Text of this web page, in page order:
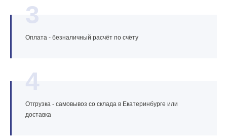
3
Оплата - безналичный расчёт по счёту
4
Отгрузка - самовывоз со склада в Екатеринбурге или
доставка